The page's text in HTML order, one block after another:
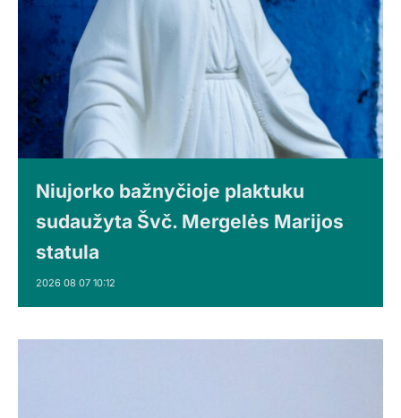
Niujorko bažnyčioje plaktuku
sudaužyta Švč. Mergelės Marijos
statula
2026 08 07 10:12